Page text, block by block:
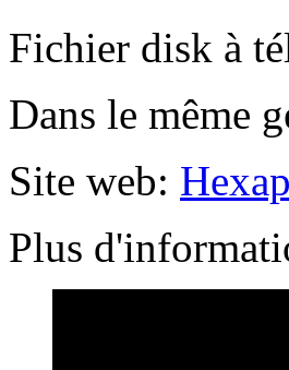
Fichier disk à
Dans le même
Site web:
Plus